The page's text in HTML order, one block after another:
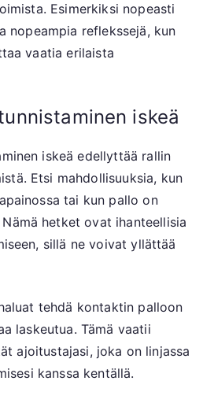
Esimerkiksi nopeasti
nopeampia reflekssejä, kun
vaatia erilaista
iskeä
iskeä edellyttää rallin
Etsi mahdollisuuksia, kun
tai kun pallo on
hetket ovat ihanteellisia
sillä ne voivat yllättää
tehdä kontaktin palloon
laskeutua. Tämä vaatii
ajoitustajasi, joka on linjassa
kanssa kentällä.